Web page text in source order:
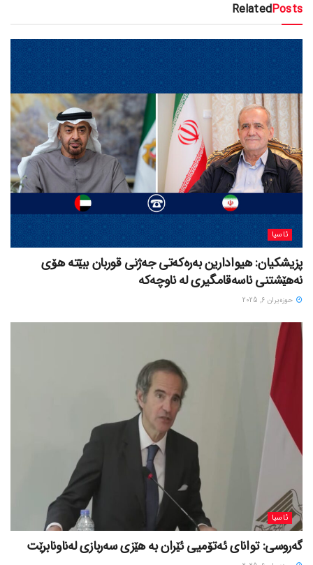
RelatedPosts
ئاسیا
پزیشکیان: هیوادارین بەرەکەتی جەژنی قوربان ببێتە هۆی
نەهێشتنی ناسەقامگیری لە ناوچەکە
حوزه‌یران 6, 2025
ئاسیا
گەروسی: توانای ئەتۆمیی ئێران بە هێزی سەربازی لەناونابرێت